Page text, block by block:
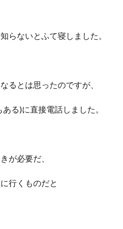
らないとふて寝しました。
るとは思ったのですが、
る)に直接電話しました。
が必要だ、
行くものだと